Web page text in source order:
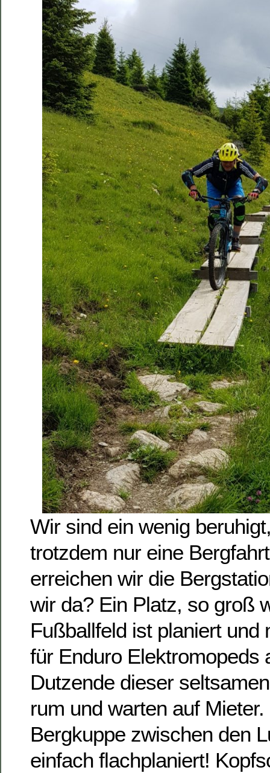
Wir sind ein wenig
trotzdem nur eine
erreichen wir die
wir da? Ein Platz, so groß
Fußballfeld ist planiert und
für Enduro Elektromopeds
Dutzende dieser
rum und warten auf
Bergkuppe zwischen den
einfach flachplaniert!